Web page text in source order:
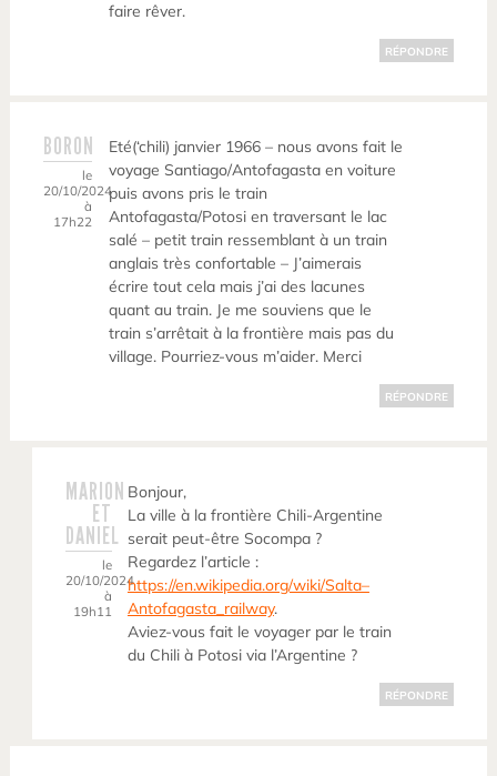
faire rêver.
RÉPONDRE
BORON
le
20/10/2024
à
17h22
Eté(‘chili) janvier 1966 – nous avons fait le
voyage Santiago/Antofagasta en voiture
puis avons pris le train
Antofagasta/Potosi en traversant le lac
salé – petit train ressemblant à un train
anglais très confortable – J’aimerais
écrire tout cela mais j’ai des lacunes
quant au train. Je me souviens que le
train s’arrêtait à la frontière mais pas du
village. Pourriez-vous m’aider. Merci
RÉPONDRE
MARION
ET
DANIEL
le
20/10/2024
à
19h11
Bonjour,
La ville à la frontière Chili-Argentine
serait peut-être Socompa ?
Regardez l’article :
https://en.wikipedia.org/wiki/Salta–
Antofagasta_railway.
Aviez-vous fait le voyager par le train
du Chili à Potosi via l’Argentine ?
RÉPONDRE